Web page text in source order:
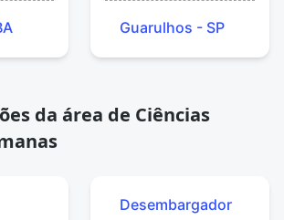
Guarulhos - SP
da área de Ciências
Desembargador